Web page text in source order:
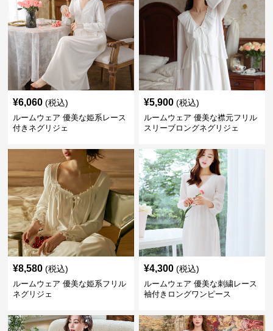
¥6,060 (税込)
ルームウェア 優美な姫系レース
付きネグリジェ
¥5,900 (税込)
ルームウェア 優美な襟元フリル
スリーブロングネグリジェ
¥8,580 (税込)
ルームウェア 優美な姫系フリル
ネグリジェ
¥4,300 (税込)
ルームウェア 優美な刺繍レース
袖付きロングワンピース